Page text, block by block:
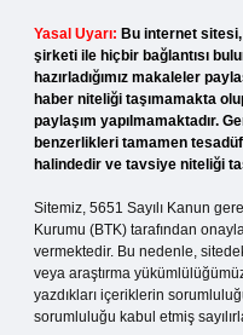
Yasal Uyarı: Bu internet
şirketi ile hiçbir bağlantısı
hazırladığımız makaleler
haber niteliği taşımamakta
paylaşım yapılmamaktadır.
benzerlikleri tamamen
halindedir ve tavsiye niteliği
Sitemiz, 5651 Sayılı Kanun
Kurumu (BTK) tarafından
vermektedir. Bu nedenle,
veya araştırma
yazdıkları içeriklerin
sorumluluğu kabul etmiş